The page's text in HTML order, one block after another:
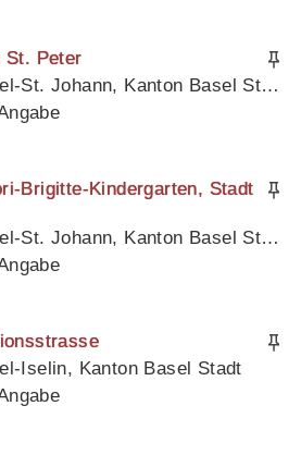
St. Peter
4056 Basel-St. Johann, Kanton Basel Stadt
Brigitte-Kindergarten, Stadt
4056 Basel-St. Johann, Kanton Basel Stadt
Iselin, Kanton Basel Stadt